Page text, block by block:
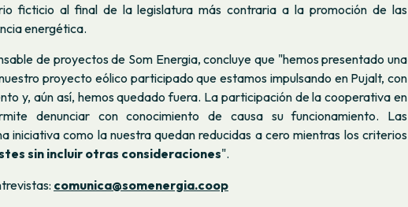
ficticio al final de la legislatura más contraria a la promoción de las
energética.
de proyectos de Som Energia, concluye que "hemos presentado una
proyecto eólico participado que estamos impulsando en Pujalt, con
y, aún así, hemos quedado fuera. La participación de la cooperativa en
denunciar con conocimiento de causa su funcionamiento. Las
iniciativa como la nuestra quedan reducidas a cero mientras los criterios
sin incluir otras consideraciones".
comunica@somenergia.coop